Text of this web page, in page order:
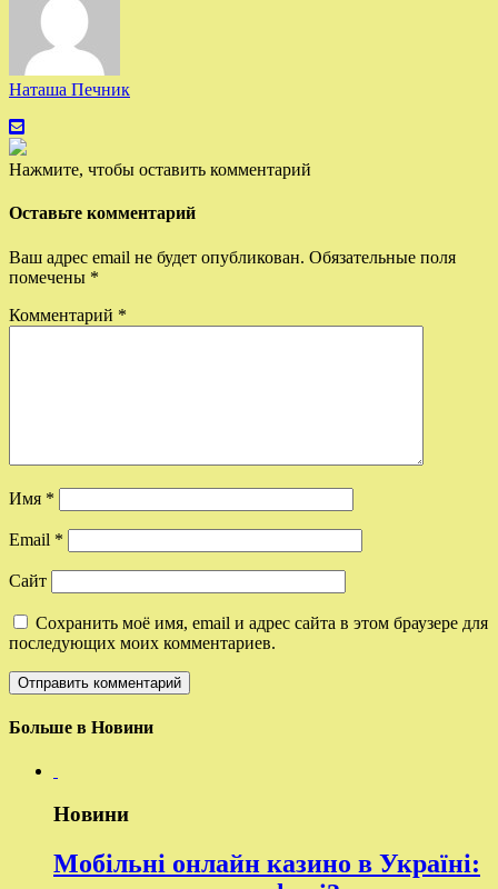
Наташа Печник
Нажмите, чтобы оставить комментарий
Оставьте комментарий
Ваш адрес email не будет опубликован. Обязательные поля
помечены *
Комментарий *
Имя *
Email *
Сайт
Сохранить моё имя, email и адрес сайта в этом браузере для
последующих моих комментариев.
Больше в Новини
Новини
Мобільні онлайн казино в Україні: